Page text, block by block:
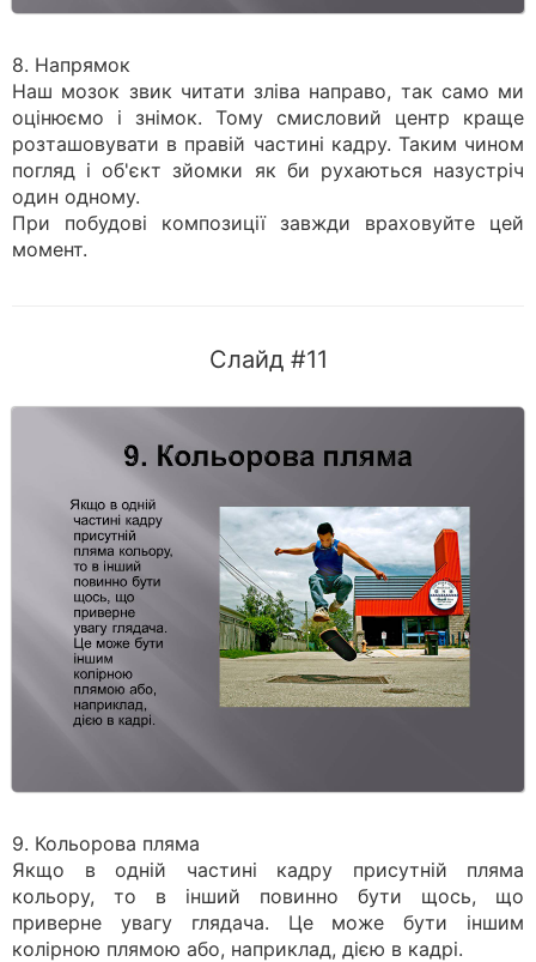
8. Напрямок
Наш мозок звик читати зліва направо, так само ми
оцінюємо і знімок. Тому смисловий центр краще
розташовувати в правій частині кадру. Таким чином
погляд і об'єкт зйомки як би рухаються назустріч
один одному.
При побудові композиції завжди враховуйте цей
момент.
Слайд #11
9. Кольорова пляма
Якщо в одній частині кадру присутній пляма
кольору, то в інший повинно бути щось, що
приверне увагу глядача. Це може бути іншим
колірною плямою або, наприклад, дією в кадрі.